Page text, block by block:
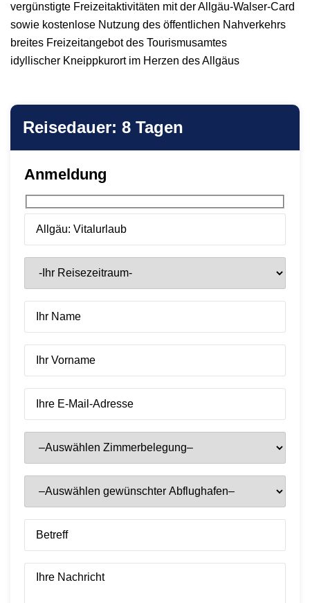
vergünstigte Freizeitaktivitäten mit der Allgäu-Walser-Card
sowie kostenlose Nutzung des öffentlichen Nahverkehrs
breites Freizeitangebot des Tourismusamtes
idyllischer Kneippkurort im Herzen des Allgäus
Reisedauer: 8 Tagen
Anmeldung